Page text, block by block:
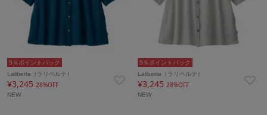
5％ポイントバック
Laliberte（ラリベルテ）
¥3,245 28%OFF
NEW
5％ポイントバック
Laliberte（ラリベルテ）
¥3,24528%OFF
NEW